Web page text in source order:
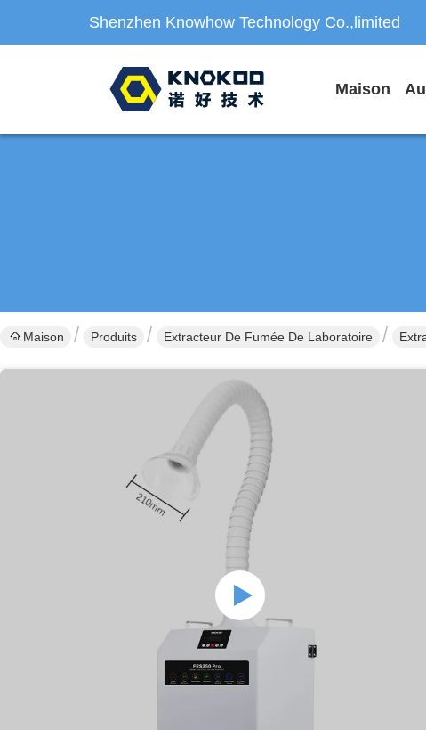
Shenzhen Knowhow Technology Co.,limited
Maison
Maison Produits Extracteur De Fumée De Laboratoire